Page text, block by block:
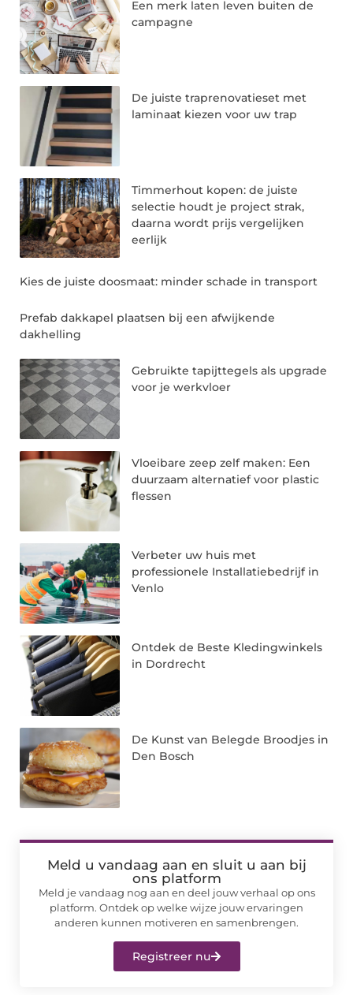
Een merk laten leven buiten de
campagne
De juiste traprenovatieset met
laminaat kiezen voor uw trap
Timmerhout kopen: de juiste
selectie houdt je project strak,
daarna wordt prijs vergelijken
eerlijk
Kies de juiste doosmaat: minder schade in transport
Prefab dakkapel plaatsen bij een afwijkende
dakhelling
Gebruikte tapijttegels als upgrade
voor je werkvloer
Vloeibare zeep zelf maken: Een
duurzaam alternatief voor plastic
flessen
Verbeter uw huis met
professionele Installatiebedrijf in
Venlo
Ontdek de Beste Kledingwinkels
in Dordrecht
De Kunst van Belegde Broodjes in
Den Bosch
Meld u vandaag aan en sluit u aan bij
ons platform
Meld je vandaag nog aan en deel jouw verhaal op ons
platform. Ontdek op welke wijze jouw ervaringen
anderen kunnen motiveren en samenbrengen.
Registreer nu